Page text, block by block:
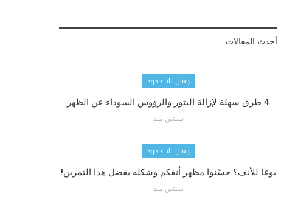
أحدث المقالات
جمال بلا حدود
4 طرق سهلة لإزالة البثور والرؤوس السوداء عن الظهر
سنتين منذ
جمال بلا حدود
يوغا للأنف؟ حسّنوا مظهر أنفكم وشكله بفضل هذا التمرين!
سنتين منذ